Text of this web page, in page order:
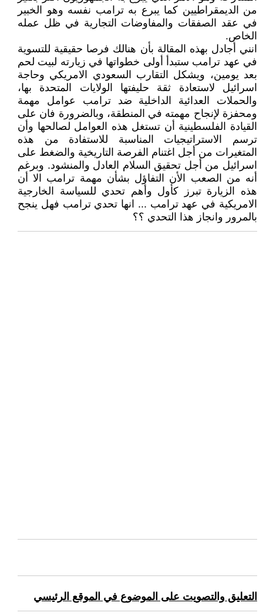
من الديمقراطيين كما يبرع به ترامب نفسه وهو الخبير
في عقد الصفقات والمفاوضات التجارية في ظل عمله
الخاص.
انني أجادل بهذه المقالة بأن هنالك فرصا حقيقية للتسوية
في عهد ترامب ستبدأ أولى خطواتها في زيارته لبيت لحم
بعد يومين، ويشكل التقارب السعودي الامريكي وحاجة
اسرائيل لاستعادة ثقة حليفتها الولايات المتحدة بها،
والحملات العدائية الداخلية ضد ترامب عوامل مهمة
ومحفزة لإنجاح مهمته في المنطقة، وبالضرورة فان على
القيادة الفلسطينية أن تستغل هذه العوامل لصالحها وأن
ترسم الاستراتيجيات المناسبة للاستفادة من هذه
المتغيرات من أجل اغتنام الفرصة التاريخية والضغط على
اسرائيل من أجل تحقيق السلام العادل والمنشود. وبرغم
أنه من الصعب الأن التفاؤل بشأن مهمة ترامب الا أن
هذه الزيارة تبرز كأول وأهم تحدي للسياسة الخارجية
الامريكية في عهد ترامب ... انها تحدي ترامب فهل ينجح
بالمرور وانجاز هذا التحدي ؟؟
التعليق والتصويت على الموضوع في الموقع الرئيسي